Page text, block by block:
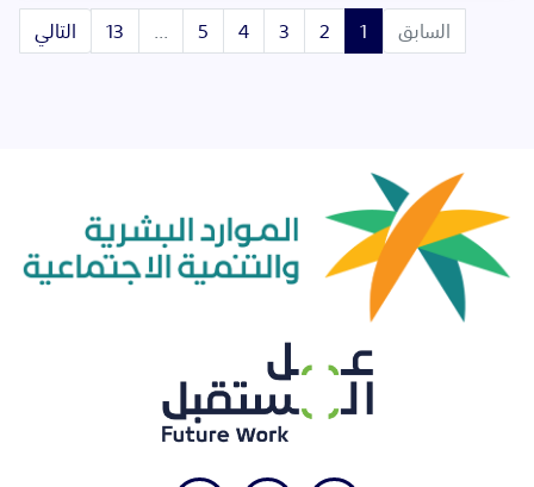
السابق 1
(current)
2
3
4
5
...
13 التالي